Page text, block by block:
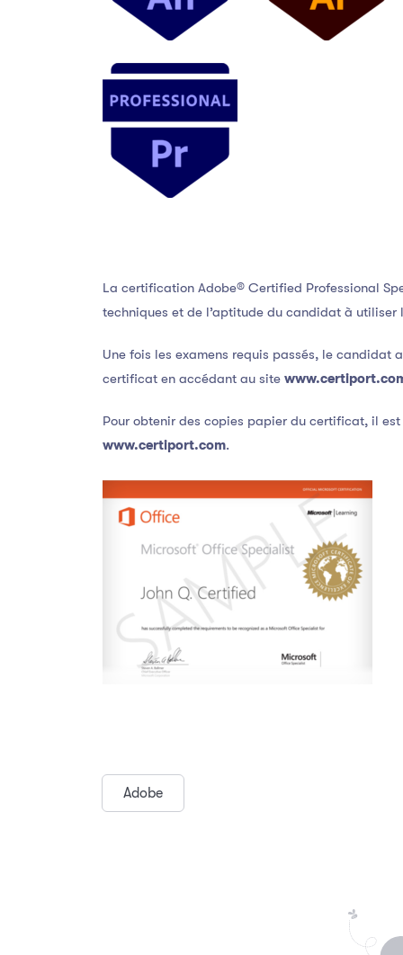
La certification Adobe® Certified Professional
techniques et de l’aptitude du candidat à utiliser
Une fois les examens requis passés, le
certificat en accédant au site
Pour obtenir des copies papier du certificat, il
www.certiport.com.
Adobe